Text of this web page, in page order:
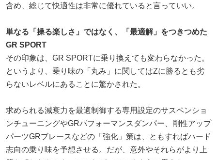
含め、総じて快適性は非常に優れていると言っていい。
単なる「操る楽しさ」ではなく、「最適解」をつきつめた
GR SPORT
その印象は、GR SPORTに乗り換えても変わらなかった。
というより、乗り味の「丸み」に関してはZに勝るとも劣
らないレベルにあることに驚かされた。
求められる減衰力を最適制御する専用設定のサスペンショ
ンチューニングやGRパフォーマンスダンパー、剛性アップ
パーツGRブレースなどの「強化」策は、ともすればハード
志向の乗り味を予想させる。だが、意外やそれらがより上